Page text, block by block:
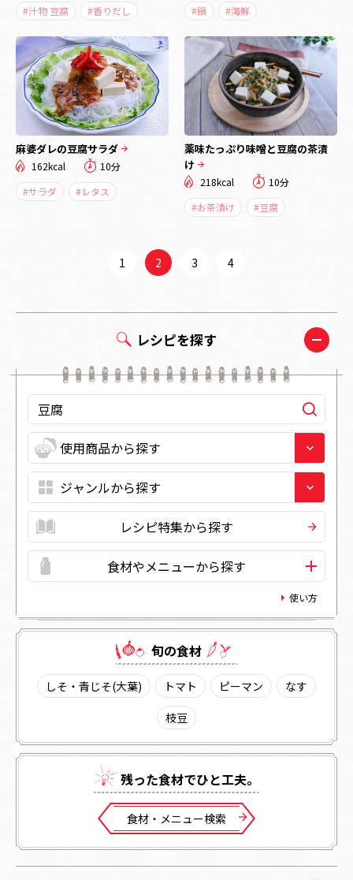
#汁物 豆腐 #香りだし #鍋 #海鮮
麻婆ダレの豆腐サラダ
162kcal
10分
#サラダ
#レタス
薬味たっぷり味噌と豆腐の茶漬
け
218kcal
10分
#お茶漬け
#豆腐
1 2 3 4
レシピを探す
レシピ特集から探す
食材やメニューから探す
使い方
旬の⾷材
しそ・青じそ(大葉) トマト ピーマン
なす
枝豆
残った⾷材でひと⼯夫。
⾷材・メニュー検索